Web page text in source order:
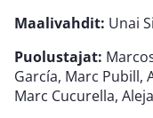
Maalivahdit: Unai
Puolustajat:
García, Marc Pubill,
Marc Cucurella,